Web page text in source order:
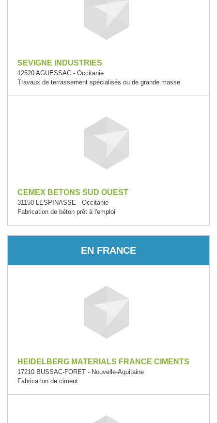
SEVIGNE INDUSTRIES
12520 AGUESSAC - Occitanie
Travaux de terrassement spécialisés ou de grande masse
CEMEX BETONS SUD OUEST
31150 LESPINASSE - Occitanie
Fabrication de béton prêt à l'emploi
EN FRANCE
HEIDELBERG MATERIALS FRANCE CIMENTS
17210 BUSSAC-FORET - Nouvelle-Aquitaine
Fabrication de ciment